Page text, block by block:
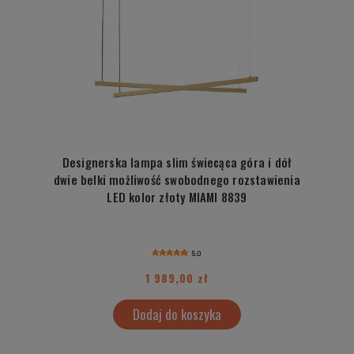
Designerska lampa slim świecąca góra i dół
dwie belki możliwość swobodnego rozstawienia
LED kolor złoty MIAMI 8839
5.0
1 989,00 zł
Dodaj do koszyka